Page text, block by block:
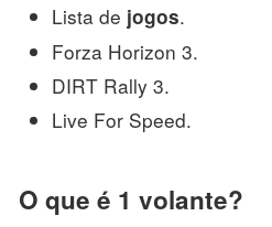
Lista de jogos.
Forza Horizon 3.
DIRT Rally 3.
Live For Speed.
O que é 1 volante?